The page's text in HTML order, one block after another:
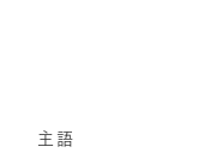
主語